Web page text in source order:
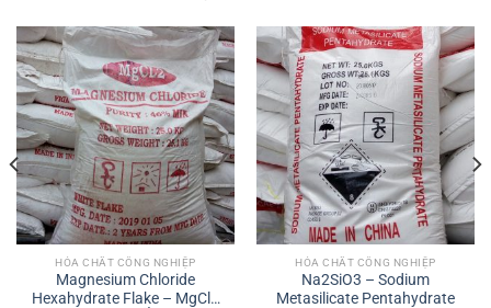
HÓA CHẤT CÔNG NGHIỆP
Magnesium Chloride
Hexahydrate Flake – MgCl2
HÓA CHẤT CÔNG NGHIỆP
Na2SiO3 – Sodium
Metasilicate Pentahydrate